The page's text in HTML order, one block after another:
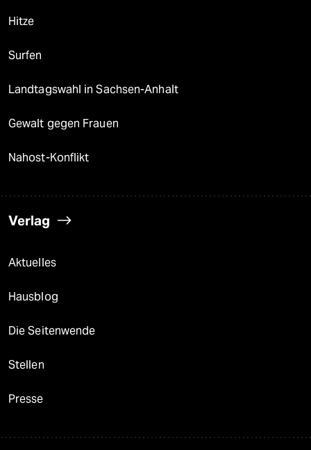
Hitze
Surfen
Landtagswahl in Sachsen-Anhalt
Gewalt gegen Frauen
Nahost-Konflikt
Verlag
Aktuelles
Hausblog
Die Seitenwende
Stellen
Presse